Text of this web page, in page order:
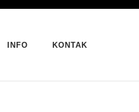
INFO KONTAK